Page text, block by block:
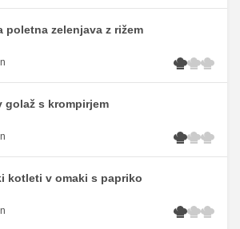
poletna zelenjava z rižem
golaž s krompirjem
kotleti v omaki s papriko